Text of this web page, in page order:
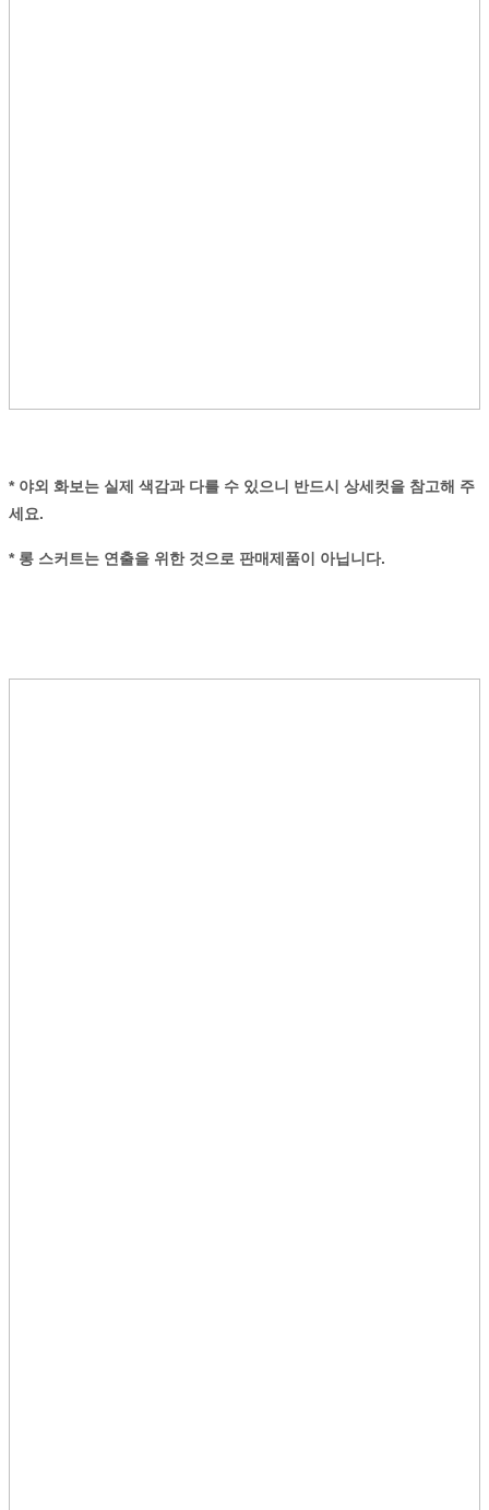
* 야외 화보는 실제 색감과 다를 수 있으니 반드시 상세컷을 참고해 주
세요.
* 롱 스커트는 연출을 위한 것으로 판매제품이 아닙니다.